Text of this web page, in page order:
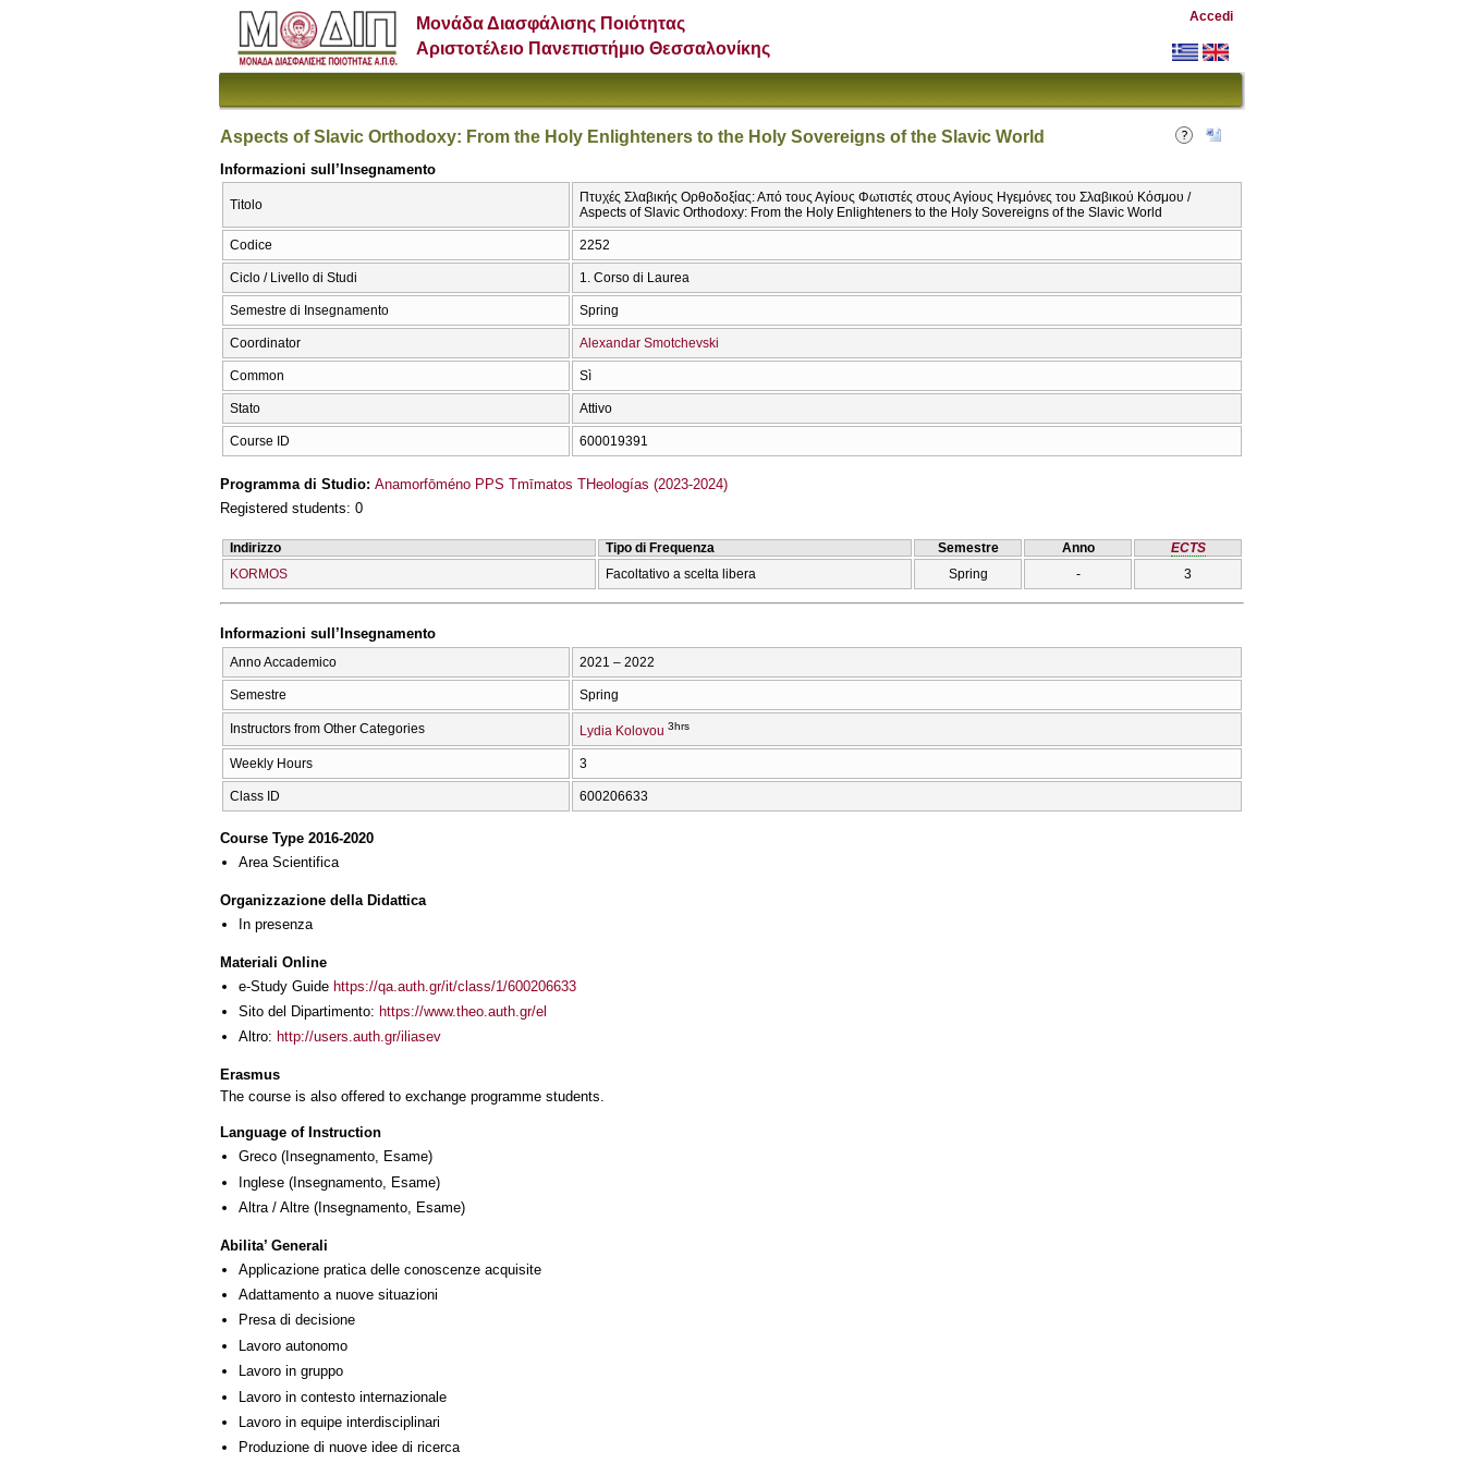
Μονάδα Διασφάλισης Ποιότητας
Αριστοτέλειο Πανεπιστήμιο Θεσσαλονίκης
Accedi
Aspects of Slavic Orthodoxy: From the Holy Enlighteners to the Holy Sovereigns of the Slavic World
Informazioni sull’Insegnamento
Titolo
Πτυχές Σλαβικής Ορθοδοξίας: Από τους Αγίους Φωτιστές στους Αγίους Ηγεμόνες του Σλαβικού Κόσμου /
Aspects of Slavic Orthodoxy: From the Holy Enlighteners to the Holy Sovereigns of the Slavic World
Codice 2252
Ciclo / Livello di Studi 1. Corso di Laurea
Semestre di Insegnamento Spring
Coordinator Alexandar Smotchevski
Common Sì
Stato Attivo
Course ID 600019391
Programma di Studio: Anamorfōméno PPS Tmīmatos THeologías (2023-2024)
Registered students: 0
Indirizzo Tipo di Frequenza Semestre Anno
ECTS
KORMOS
Facoltativo a scelta libera Spring - 3
Informazioni sull’Insegnamento
Anno Accademico 2021 – 2022
Semestre Spring
Instructors from Other Categories Lydia Kolovou 3hrs
Weekly Hours 3
Class ID 600206633
Course Type 2016-2020
Area Scientifica
Organizzazione della Didattica
In presenza
Materiali Online
e-Study Guide https://qa.auth.gr/it/class/1/600206633
Sito del Dipartimento: https://www.theo.auth.gr/el
Altro: http://users.auth.gr/iliasev
Erasmus
The course is also offered to exchange programme students.
Language of Instruction
Greco (Insegnamento, Esame)
Inglese (Insegnamento, Esame)
Altra / Altre (Insegnamento, Esame)
Abilita’ Generali
Applicazione pratica delle conoscenze acquisite
Adattamento a nuove situazioni
Presa di decisione
Lavoro autonomo
Lavoro in gruppo
Lavoro in contesto internazionale
Lavoro in equipe interdisciplinari
Produzione di nuove idee di ricerca